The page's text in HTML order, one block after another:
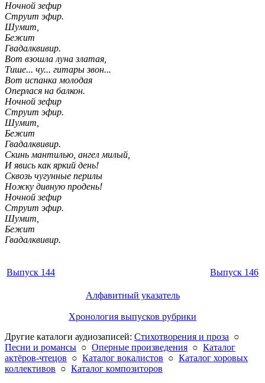
Ночной зефир
Струит эфир.
Шумит,
Бежит
Гвадалквивир.
Вот взошла луна златая,
Тише... чу... гитары звон...
Вот испанка молодая
Оперлася на балкон.
Ночной зефир
Струит эфир.
Шумит,
Бежит
Гвадалквивир.
Скинь мантилью, ангел милый,
И явись как яркий день!
Сквозь чугунные перилы
Ножку дивную продень!
Ночной зефир
Струит эфир.
Шумит,
Бежит
Гвадалквивир.
Выпуск 144 Выпуск 146
Алфавитный указатель
Хронология выпусков рубрики
Другие каталоги аудиозаписей: Стихотворения и проза ○
Песни и романсы ○ Оперные произведения ○ Каталог
актёров-чтецов ○ Каталог вокалистов ○ Каталог хоровых
коллективов ○ Каталог композиторов